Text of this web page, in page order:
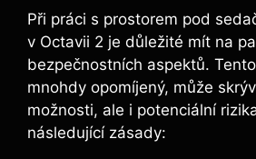
Při práci s prostorem pod
v Octavii 2 je důležité mít na
bezpečnostních aspektů.
mnohdy opomíjený, může
možnosti, ale i potenciální
následující zásady: